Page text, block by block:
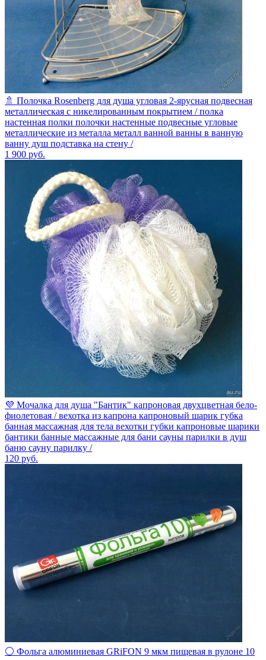
🚿 Полочка Rosenberg для душа угловая 2-ярусная подвесная
металлическая с никелированным покрытием / полка
настенная полки полочки настенные подвесные угловые
металлические из металла металл ванной ванны в ванную
ванну душ подставка на стену /
1 900 руб.
💜 Мочалка для душа "Бантик" капроновая двухцветная бело-
фиолетовая / вехотка из капрона капроновый шарик губка
банная массажная для тела вехотки губки капроновые шарики
бантики банные массажные для бани сауны парилки в душ
баню сауну парилку /
120 руб.
⚪ Фольга алюминиевая GRiFON 9 мкм пищевая в рулоне 10